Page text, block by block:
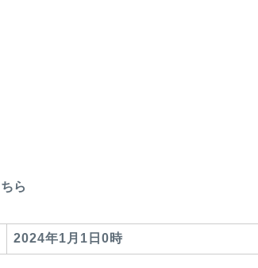
ら
2024年1月1日0時